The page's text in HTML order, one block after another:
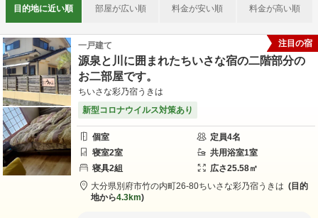
目的地に近い順 部屋が広い順 料金が安い順 料金が高い順
一戸建て
源泉と川に囲まれたちいさな宿の二階部分の
お二部屋です。
ちいさな彩乃宿うきは
新型コロナウイルス対策あり
個室 定員4名
寝室2室 共用浴室1室
寝具2組 広さ25.58㎡
大分県別府市竹の内町26-80ちいさな彩乃宿うきは
目的
地から4.3km
注目の宿